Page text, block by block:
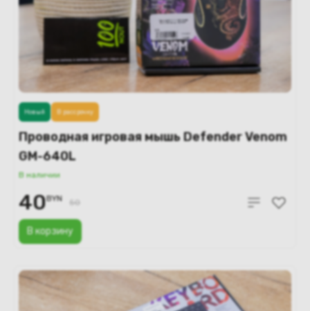
Проводная игровая мышь Defender Venom
GM-640L
В наличии
В корзину
Новый В рассрочку
40BYN 50